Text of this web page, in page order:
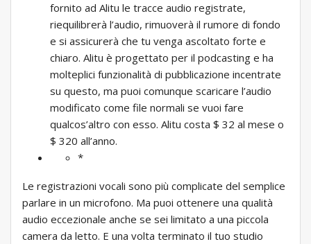
fornito ad Alitu le tracce audio registrate,
riequilibrerà l’audio, rimuoverà il rumore di fondo
e si assicurerà che tu venga ascoltato forte e
chiaro. Alitu è ​​progettato per il podcasting e ha
molteplici funzionalità di pubblicazione incentrate
su questo, ma puoi comunque scaricare l’audio
modificato come file normali se vuoi fare
qualcos’altro con esso. Alitu costa $ 32 al mese o
$ 320 all’anno.
*
Le registrazioni vocali sono più complicate del semplice
parlare in un microfono. Ma puoi ottenere una qualità
audio eccezionale anche se sei limitato a una piccola
camera da letto. E una volta terminato il tuo studio